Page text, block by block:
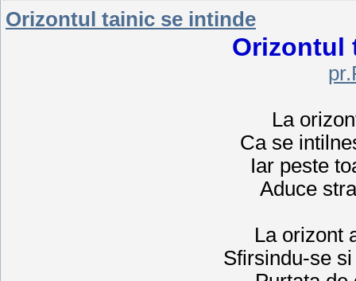
Orizontul tainic se intinde
Orizontul
La
Ca se
Iar peste
Aduce
La orizont
Sfirsindu-se